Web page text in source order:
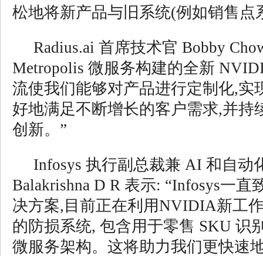
松地将新产品与旧系统(例如销售点
Radius.ai 首席技术官 Bobby
Metropolis 微服务构建的全新
流使我们能够对产品进行定制化,实
好地满足不断增长的客户需求,并持
创新。”
Infosys 执行副总裁兼 AI 和自动
Balakrishna D R 表示: “Infosys一直
决方案,目前正在利用NVIDIA新工
的防损系统, 包含用于零售 SKU 识
微服务架构。这将助力我们更快速